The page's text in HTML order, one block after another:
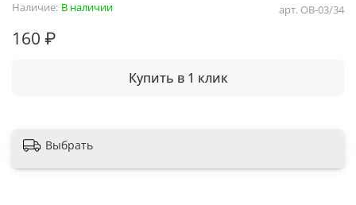
арт. ОВ-03/34
Наличие: В наличии
160 ₽
Купить в 1 клик
Выбрать